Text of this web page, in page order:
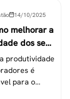
14/10/2025
melhorar a
dos seus
produtividade
é
para o